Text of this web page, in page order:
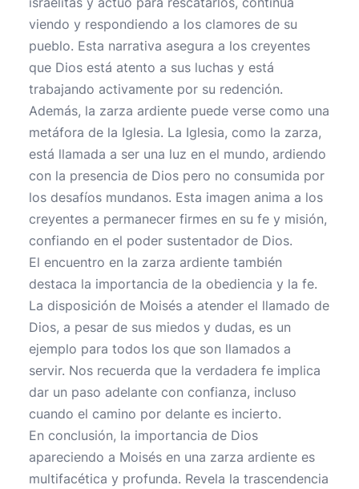
viendo y respondiendo a los clamores de su
pueblo. Esta narrativa asegura a los creyentes
que Dios está atento a sus luchas y está
trabajando activamente por su redención.
Además, la zarza ardiente puede verse como una
metáfora de la Iglesia. La Iglesia, como la zarza,
está llamada a ser una luz en el mundo, ardiendo
con la presencia de Dios pero no consumida por
los desafíos mundanos. Esta imagen anima a los
creyentes a permanecer firmes en su fe y misión,
confiando en el poder sustentador de Dios.
El encuentro en la zarza ardiente también
destaca la importancia de la obediencia y la fe.
La disposición de Moisés a atender el llamado de
Dios, a pesar de sus miedos y dudas, es un
ejemplo para todos los que son llamados a
servir. Nos recuerda que la verdadera fe implica
dar un paso adelante con confianza, incluso
cuando el camino por delante es incierto.
En conclusión, la importancia de Dios
apareciendo a Moisés en una zarza ardiente es
multifacética y profunda. Revela la trascendencia